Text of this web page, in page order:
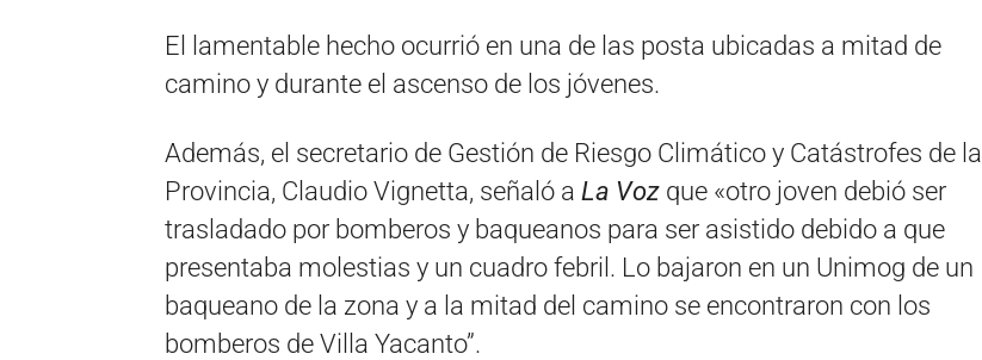
El lamentable hecho ocurrió en una de las posta ubicadas a mitad de
camino y durante el ascenso de los jóvenes.
Además, el secretario de Gestión de Riesgo Climático y Catástrofes de la
Provincia, Claudio Vignetta, señaló a La Voz que «otro joven debió ser
trasladado por bomberos y baqueanos para ser asistido debido a que
presentaba molestias y un cuadro febril. Lo bajaron en un Unimog de un
baqueano de la zona y a la mitad del camino se encontraron con los
bomberos de Villa Yacanto”.